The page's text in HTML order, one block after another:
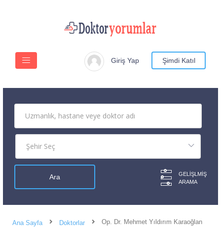
Giriş Yap Şimdi Katıl
GELIŞLMIŞ
ARAMA
Ana Sayfa Doktorlar Op. Dr. Mehmet Yıldırım Karaoğlan